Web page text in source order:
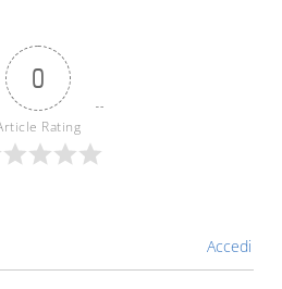
0
Rating
Accedi